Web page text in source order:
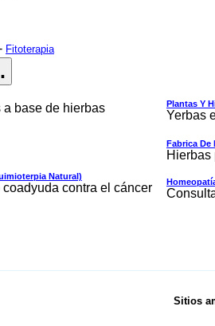
Fitoterapia
a base de hierbas
Plantas Y
Yerbas
Fabrica De
Hierbas
Natural)
contra el cáncer
Sitios